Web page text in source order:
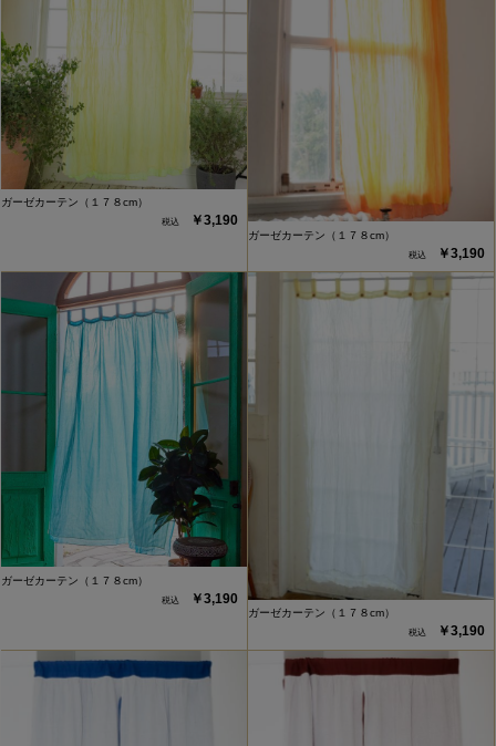
ガーゼカーテン（１７８cm）
￥3,190
ガーゼカーテン（１７８cm）
￥3,190
ガーゼカーテン（１７８cm）
￥3,190
ガーゼカーテン（１７８cm）
￥3,190